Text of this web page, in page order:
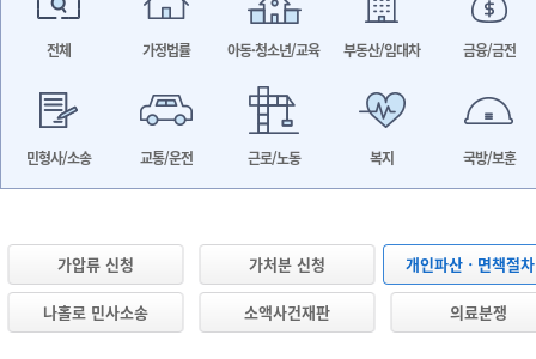
전체 가정법률 아동·청소년/교육 부동산/임대차 금융/금전
민형사/소송 교통/운전 근로/노동 복지 국방/보훈
가압류 신청 가처분 신청 개인파산ㆍ면책절차
나홀로 민사소송 소액사건재판 의료분쟁